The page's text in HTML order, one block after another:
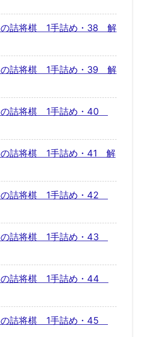
の詰将棋 1手詰め・38 解
の詰将棋 1手詰め・39 解
の詰将棋 1手詰め・40
の詰将棋 1手詰め・41 解
の詰将棋 1手詰め・42
の詰将棋 1手詰め・43
の詰将棋 1手詰め・44
の詰将棋 1手詰め・45